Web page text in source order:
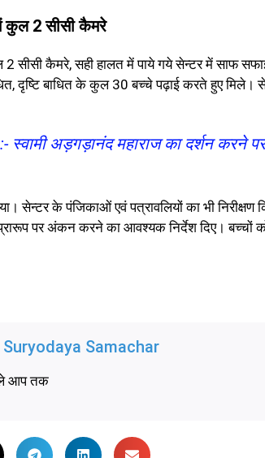
कुल 2 सीसी कैमरे
कैमरे, सही हालत में पाये गये सेन्टर में साफ
दृष्टि बाधित के कुल 30 बच्चे पढ़ाई करते हुए मिले।
अड़गड़ानंद महाराज का दर्शन करने
गया। सेन्टर के पंजिकाओं एवं पत्रावलियों का भी
पर अंकन करने का आवश्यक निर्देश दिए। बच्चों
Suryodaya Samachar
आप तक